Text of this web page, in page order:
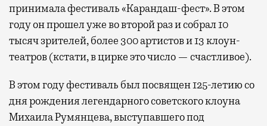
принимала фестиваль «Карандаш-фест». В этом
году он прошел уже во второй раз и собрал 10
тысяч зрителей, более 300 артистов и 13 клоун-
театров (кстати, в цирке это число — счастливое).
В этом году фестиваль был посвящен 125-летию со
дня рождения легендарного советского клоуна
Михаила Румянцева, выступавшего под